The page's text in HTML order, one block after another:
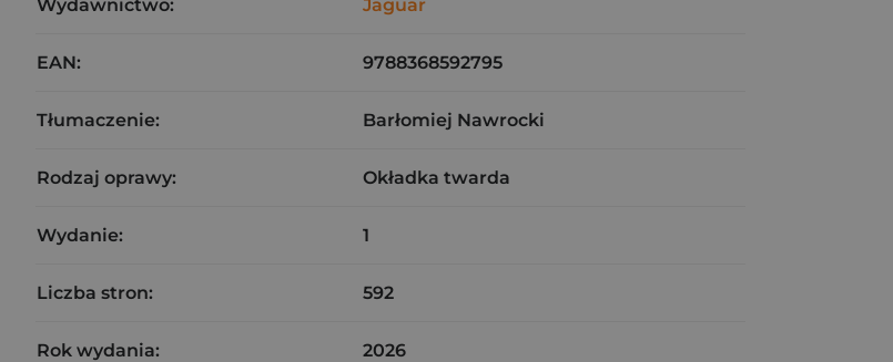
Wydawnictwo: Jaguar
EAN: 9788368592795
Tłumaczenie: Barłomiej Nawrocki
Rodzaj oprawy: Okładka twarda
Wydanie: 1
Liczba stron: 592
Rok wydania: 2026